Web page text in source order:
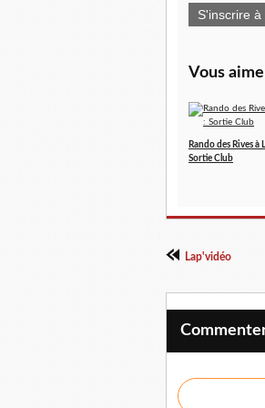
S'inscrire
Vous
Rando des Rives à
Sortie Club
Lap'vidéo